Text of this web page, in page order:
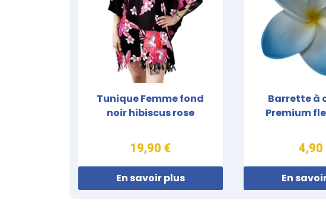
Tunique Femme fond
noir hibiscus rose
19,90 €
En savoir plus
Barrette à
Premium
4,90
En